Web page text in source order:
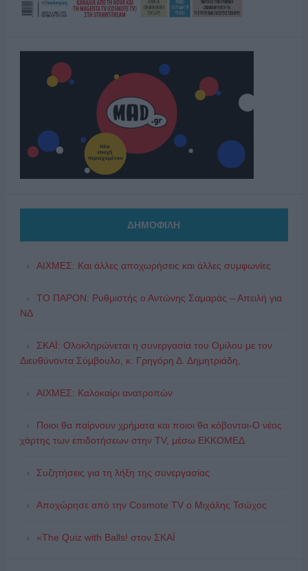
ΔΗΜΟΦΙΛΗ
ΑΙΧΜΕΣ: Και άλλες αποχωρήσεις και άλλες συμφωνίες
ΤΟ ΠΑΡΟΝ: Ρυθμιστής ο Αντώνης Σαμαράς – Απειλή για
ΝΔ
ΣΚΑΪ: Ολοκληρώνεται η συνεργασία του Ομίλου με τον
Διευθύνοντα Σύμβουλο, κ. Γρηγόρη Δ. Δημητριάδη,
ΑΙΧΜΕΣ: Καλοκαίρι ανατροπών
Ποιοι θα παίρνουν χρήματα και ποιοι θα κόβονται-Ο νέος
χάρτης των επιδοτήσεων στην TV, μέσω ΕΚΚΟΜΕΔ
Συζητήσεις για τη λήξη της συνεργασίας
Αποχώρησε από την Cosmote TV o Μιχάλης Τσώχος
«The Quiz with Balls! στον ΣΚΑΪ